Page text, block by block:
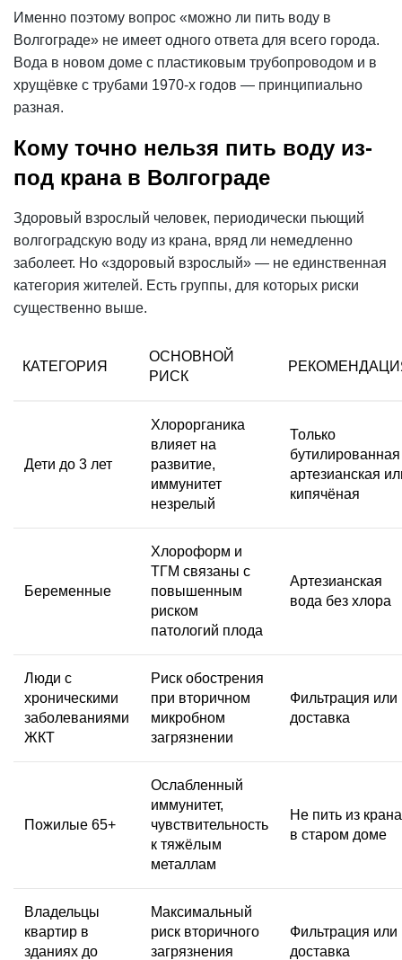
Именно поэтому вопрос «можно ли пить воду в
Волгограде» не имеет одного ответа для всего города.
Вода в новом доме с пластиковым трубопроводом и в
хрущёвке с трубами 1970-х годов — принципиально
разная.
Кому точно нельзя пить воду из-
под крана в Волгограде
Здоровый взрослый человек, периодически пьющий
волгоградскую воду из крана, вряд ли немедленно
заболеет. Но «здоровый взрослый» — не единственная
категория жителей. Есть группы, для которых риски
существенно выше.
КАТЕГОРИЯ
ОСНОВНОЙ
РИСК
Дети до 3 лет
Хлорорганика
влияет на
развитие,
иммунитет
незрелый
Только
бутилированная
артезианская
кипячёная
Беременные
Хлороформ и
ТГМ связаны с
повышенным
риском
патологий плода
Артезианская
вода без хлора
Люди с
хроническими
заболеваниями
ЖКТ
Риск обострения
при вторичном
микробном
загрязнении
Фильтрация или
доставка
Пожилые 65+
Ослабленный
иммунитет,
чувствительность
к тяжёлым
металлам
Не пить из крана
в старом доме
Владельцы
квартир в
зданиях до
Максимальный
риск вторичного
загрязнения
Фильтрация или
доставка